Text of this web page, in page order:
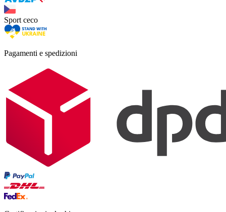
Sport ceco
Pagamenti e spedizioni